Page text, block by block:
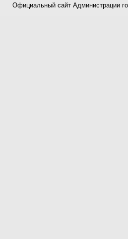
Официальный сайт Администрации